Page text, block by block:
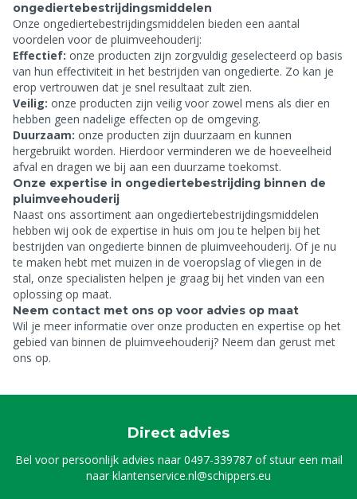
ongediertebestrijdingsmiddelen
Onze ongediertebestrijdingsmiddelen bieden een aantal
voordelen voor de pluimveehouderij:
Effectief: onze producten zijn zorgvuldig geselecteerd op basis
van hun effectiviteit in het bestrijden van ongedierte. Zo kan je
erop vertrouwen dat je snel resultaat zult zien.
Veilig: onze producten zijn veilig voor zowel mens als dier en
hebben geen nadelige effecten op de omgeving.
Duurzaam: onze producten zijn duurzaam en kunnen
hergebruikt worden. Hierdoor verminderen we de hoeveelheid
afval en dragen we bij aan een duurzame toekomst.
Onze expertise in ongediertebestrijding binnen de
pluimveehouderij
Naast ons assortiment aan ongediertebestrijdingsmiddelen
hebben wij ook de expertise in huis om jou te helpen bij het
bestrijden van ongedierte binnen de pluimveehouderij. Of je nu
te maken hebt met muizen in de voeropslag of vliegen in de
stal, onze specialisten helpen je graag bij het vinden van een
oplossing op maat.
Neem contact met ons op voor advies op maat
Wil je meer informatie over onze producten en expertise op het
gebied van binnen de pluimveehouderij? Neem dan gerust met
ons op.
Direct advies
Bel voor persoonlijk advies naar0497-339787of stuur een mail
naarklantenservice.nl@schippers.eu